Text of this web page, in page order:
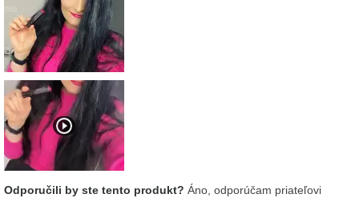
Odporučili by ste tento produkt? Áno, odporúčam priateľovi